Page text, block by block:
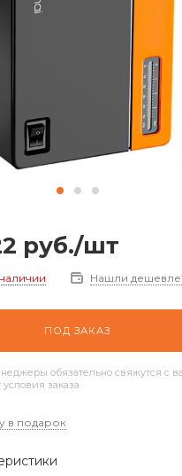
руб./шт
Нашли
ПОД ЗАКАЗ
обязательно свяжутся с
условия заказа
в подарок